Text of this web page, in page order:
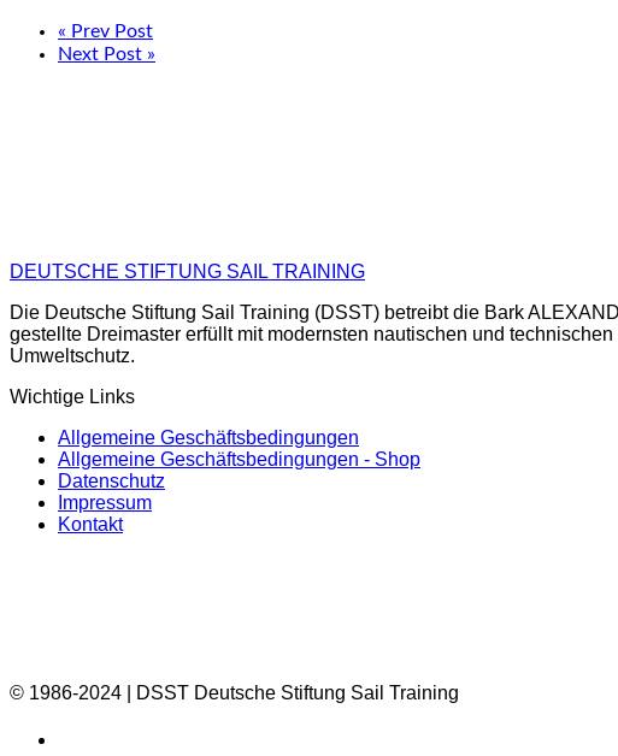
« Prev Post
Next Post »
DEUTSCHE STIFTUNG SAIL TRAINING
Die Deutsche Stiftung Sail Training (DSST) betreibt die Bark
gestellte Dreimaster erfüllt mit modernsten nautischen und
Umweltschutz.
Wichtige Links
Allgemeine Geschäftsbedingungen
Allgemeine Geschäftsbedingungen - Shop
Datenschutz
Impressum
Kontakt
© 1986-2024 | DSST Deutsche Stiftung Sail Training